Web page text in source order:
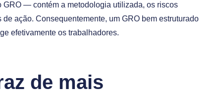
GRO — contém a metodologia utilizada, os riscos
ação. Consequentemente, um GRO bem estruturado
efetivamente os trabalhadores.
de mais